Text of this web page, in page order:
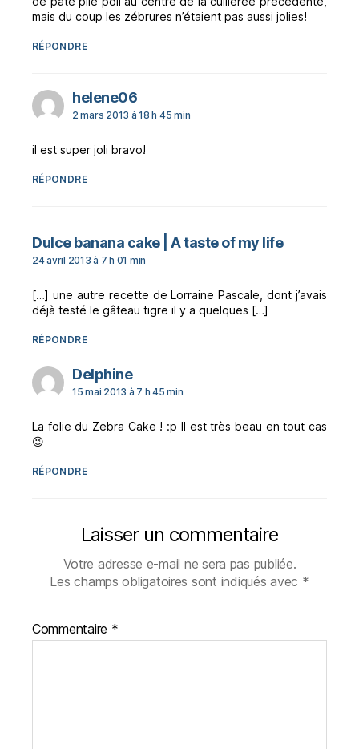
mais du coup les zébrures n’étaient pas aussi jolies!
RÉPONDRE
helene06dit :
2 mars 2013 à 18 h 45 min
il est super joli bravo!
RÉPONDRE
Dulce banana cake | A taste of my lifedit :
24 avril 2013 à 7 h 01 min
[…] une autre recette de Lorraine Pascale, dont j’avais
déjà testé le gâteau tigre il y a quelques […]
RÉPONDRE
Delphinedit :
15 mai 2013 à 7 h 45 min
La folie du Zebra Cake ! :p Il est très beau en tout cas
😉
RÉPONDRE
Laisser un commentaire
Votre adresse e-mail ne sera pas publiée.
Les champs obligatoires sont indiqués avec *
Commentaire *